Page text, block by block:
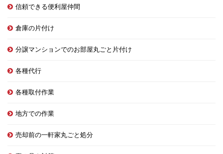
信頼できる便利屋仲間
倉庫の片付け
分譲マンションでのお部屋丸ごと片付け
各種代行
各種取付作業
地方での作業
売却前の一軒家丸ごと処分